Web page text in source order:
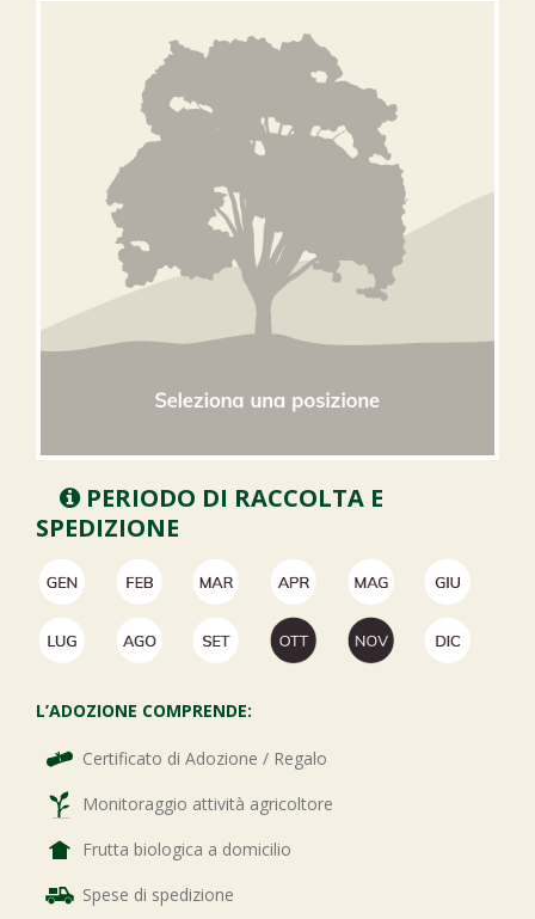
PERIODO DI RACCOLTA E
SPEDIZIONE
L’ADOZIONE COMPRENDE:
Certificato di Adozione / Regalo
Monitoraggio attività agricoltore
Frutta biologica a domicilio
Spese di spedizione